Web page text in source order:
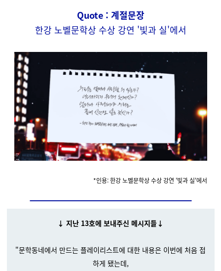
Quote : 계절문장
한강 노벨문학상 수상 강연 '빛과 실'에서
*인용: 한강 노벨문학상 수상 강연 '빛과 실'에서
↓ 지난 13호에 보내주신 메시지들↓
"문학동네에서 만드는 플레이리스트에 대한 내용은 이번에 처음 접
하게 됐는데,